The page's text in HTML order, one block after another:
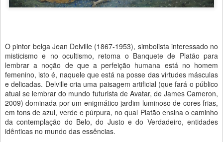
O pintor belga Jean Delville (1867-1953), simbolista interessado no
misticismo e no ocultismo, retoma o Banquete de Platão para
lembrar a noção de que a perfeição humana está no homem
femenino, isto é, naquele que está na posse das virtudes másculas
e delicadas. Delville cria uma paisagem artificial (que fará o público
atual se lembrar do mundo futurista de Avatar, de James Cameron,
2009) dominada por um enigmático jardim luminoso de cores frias,
em tons de azul, verde e púrpura, no qual Platão ensina o caminho
da contemplação do Belo, do Justo e do Verdadeiro, entidades
idênticas no mundo das essências.